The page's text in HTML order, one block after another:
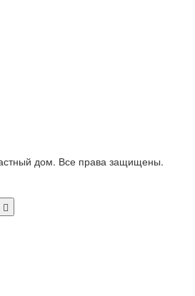
дом. Все права защищены.